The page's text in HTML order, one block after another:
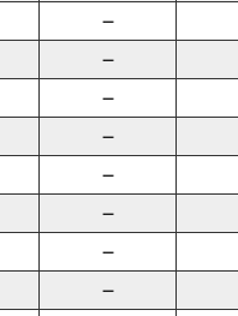
－
－
－
－
－
－
－
－